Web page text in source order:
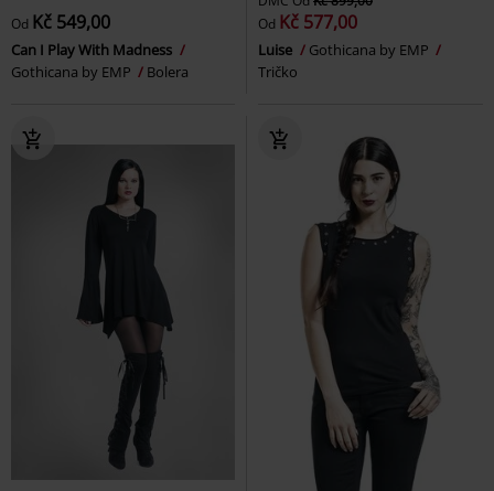
Od Kč 549,00
Can I Play With Madness
Gothicana by EMP
Bolera
Od Kč 577,00
Luise
Gothicana by EMP
Tričko